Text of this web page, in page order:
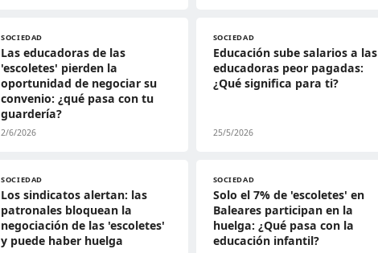
SOCIEDAD
Las educadoras de las
'escoletes' pierden la
oportunidad de negociar su
convenio: ¿qué pasa con tu
guardería?
2/6/2026
SOCIEDAD
Educación sube salarios a las
educadoras peor pagadas:
¿Qué significa para ti?
25/5/2026
SOCIEDAD
Los sindicatos alertan: las
patronales bloquean la
negociación de las 'escoletes'
y puede haber huelga
SOCIEDAD
Solo el 7% de 'escoletes' en
Baleares participan en la
huelga: ¿Qué pasa con la
educación infantil?